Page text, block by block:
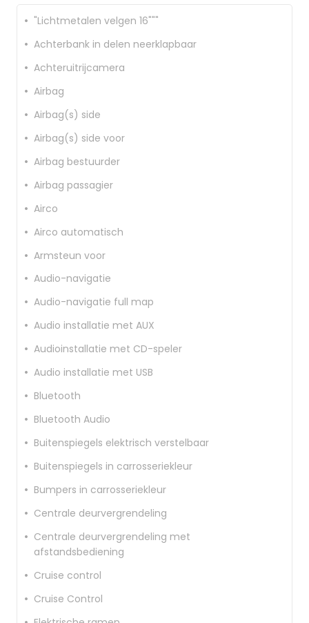
"Lichtmetalen velgen 16"""
Achterbank in delen neerklapbaar
Achteruitrijcamera
Airbag
Airbag(s) side
Airbag(s) side voor
Airbag bestuurder
Airbag passagier
Airco
Airco automatisch
Armsteun voor
Audio-navigatie
Audio-navigatie full map
Audio installatie met AUX
Audioinstallatie met CD-speler
Audio installatie met USB
Bluetooth
Bluetooth Audio
Buitenspiegels elektrisch verstelbaar
Buitenspiegels in carrosseriekleur
Bumpers in carrosseriekleur
Centrale deurvergrendeling
Centrale deurvergrendeling met
afstandsbediening
Cruise control
Cruise Control